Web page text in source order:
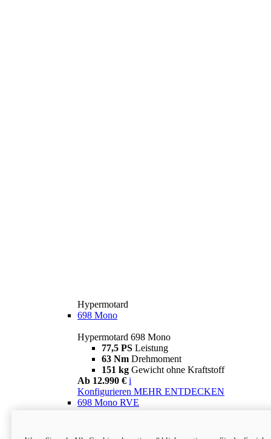
Hypermotard
698 Mono
Hypermotard 698 Mono
77,5 PS Leistung
63 Nm Drehmoment
151 kg Gewicht ohne Kraftstoff
Ab 12.990 € i
Konfigurieren MEHR ENTDECKEN
698 Mono RVE
77,5 PS
Leistung